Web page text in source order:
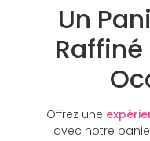
Un
Offrez une
avec notre